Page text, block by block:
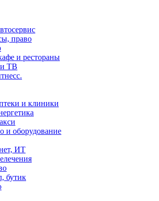
право
и рестораны
ТВ
и клиники
и оборудование
ИТ
бутик